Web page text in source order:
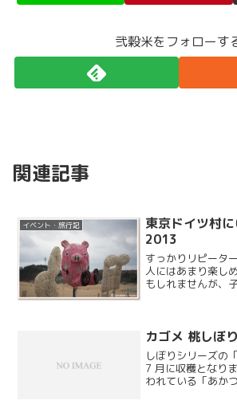
弐穀米をフォローす
関連記事
イベント・旅行記
東京ドイツ村
2013
すっかりリピータ
人にはあまり楽し
もしれませんが、
カゴメ 桃しぼ
しぼりシリーズの
7 月に収穫となり
われている「あか